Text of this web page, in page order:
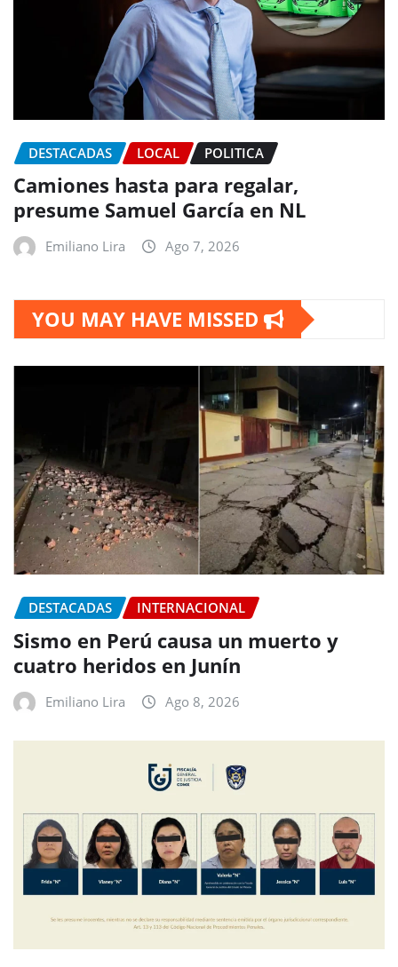
DESTACADAS LOCAL POLITICA
Camiones hasta para regalar,
presume Samuel García en NL
Emiliano Lira Ago 7, 2026
YOU MAY HAVE MISSED
DESTACADAS INTERNACIONAL
Sismo en Perú causa un muerto y
cuatro heridos en Junín
Emiliano Lira Ago 8, 2026